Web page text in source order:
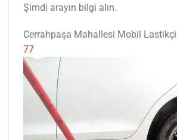
Şimdi arayın bilgi alın.
Cerrahpaşa Mahallesi Mobil Lastikçi
77